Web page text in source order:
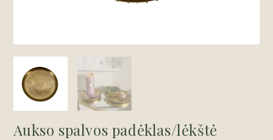
Aukso spalvos padėklas/lėkštė